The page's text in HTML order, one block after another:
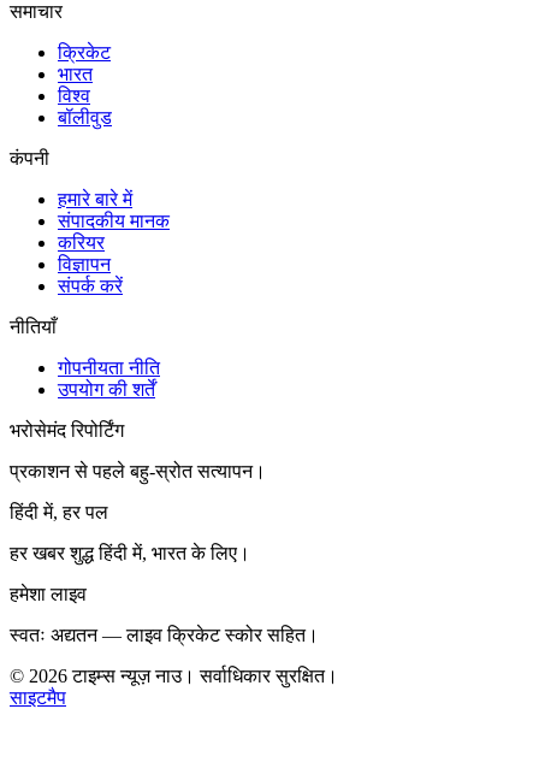
समाचार
क्रिकेट
भारत
विश्व
बॉलीवुड
कंपनी
हमारे बारे में
संपादकीय मानक
करियर
विज्ञापन
संपर्क करें
नीतियाँ
गोपनीयता नीति
उपयोग की शर्तें
भरोसेमंद रिपोर्टिंग
प्रकाशन से पहले बहु-स्रोत सत्यापन।
हिंदी में, हर पल
हर खबर शुद्ध हिंदी में, भारत के लिए।
हमेशा लाइव
स्वतः अद्यतन — लाइव क्रिकेट स्कोर सहित।
© 2026टाइम्स न्यूज़ नाउ। सर्वाधिकार सुरक्षित।
साइटमैप